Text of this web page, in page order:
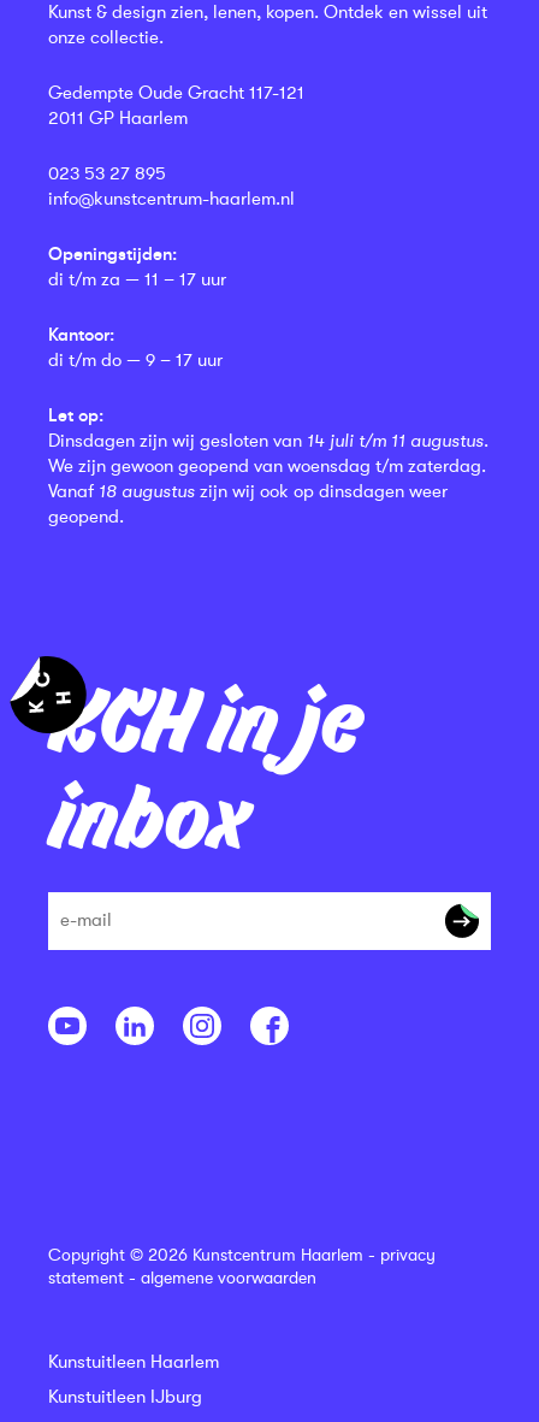
KCH in je
inbox
Kunst & design zien, lenen, kopen. Ontdek en wissel uit
onze collectie.
Gedempte Oude Gracht 117-121
2011 GP Haarlem
023 53 27 895
info@kunstcentrum-haarlem.nl
Openingstijden:
di t/m za — 11 – 17 uur
Kantoor:
di t/m do — 9 – 17 uur
Let op:
Dinsdagen zijn wij gesloten van 14 juli t/m 11 augustus.
We zijn gewoon geopend van woensdag t/m zaterdag.
Vanaf 18 augustus zijn wij ook op dinsdagen weer
geopend.
Copyright © 2026 Kunstcentrum Haarlem - privacy
statement - algemene voorwaarden
Kunstuitleen Haarlem
Kunstuitleen IJburg